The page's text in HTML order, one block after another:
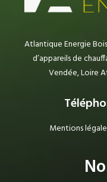
Atlantique Energie
d’appareils de
Vendée, Loire
Mentions